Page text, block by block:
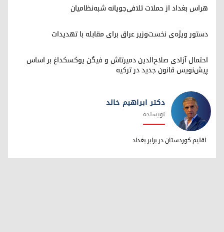
هراس بغداد از حملات تلافی‌جویانه شبه‌نظامیان
دستور ویژه‌ی نخست‌وزیر عراق برای مقابله با تهدیدات
احتمال آزادی صلاح‌الدین دمیرتاش و فیگن یوکسکداغ بر اساس
پیش‌نویس قانون جدید در ترکیه
دکتر ابراهیم خالد
دکتر ابراهیم خالد
نویسنده
اقلیم کوردستان در برابر بغداد